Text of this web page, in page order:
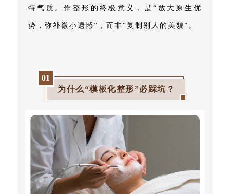
特气质。作整形的终极意义，是“放大原生优
势，弥补微小遗憾”，而非“复制别人的美貌”。
01
为什么“模板化整形”必踩坑？